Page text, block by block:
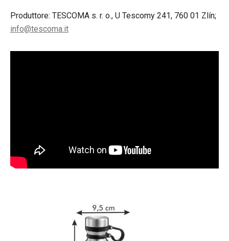
Produttore: TESCOMA s. r. o., U Tescomy 241, 760 01 Zlín;
info@tescoma.it